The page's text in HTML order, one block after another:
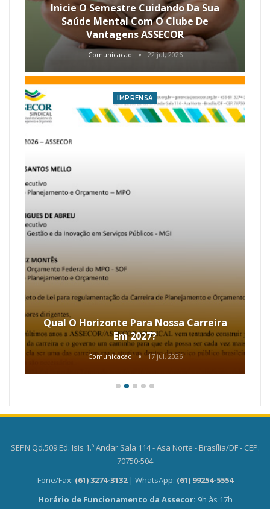
Inicie O Semestre Cuidando Da Sua
Saúde Mental Com O Clube De
Vantagens ASSECOR
Comunicacao 22 jul, 2026
IMPRENSA
Qual O Horizonte Para Nossa Carreira
Em 2027?
Comunicacao 17 jul, 2026
SEPN Qd.509 Ed. Isis 1.º Andar Sala 114 - Asa Norte - Brasília/DF - CEP.
70750-504
Fone/Fax: (61) 3274-3132 | WhatsApp: (61) 99254-5554
Horário de Funcionamento da Assecor: 9h às 17h